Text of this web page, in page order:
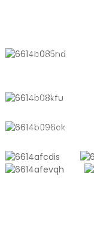
çözümler
611, Shantong